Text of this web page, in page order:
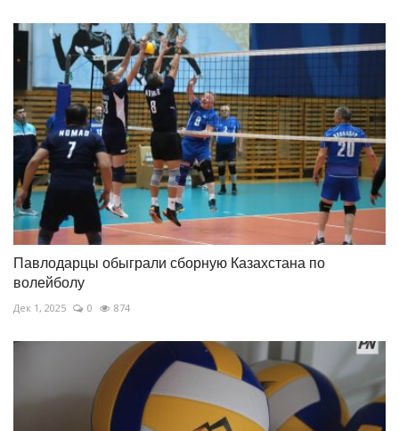
Павлодарцы обыграли сборную Казахстана по
волейболу
Дек 1, 2025 0 874